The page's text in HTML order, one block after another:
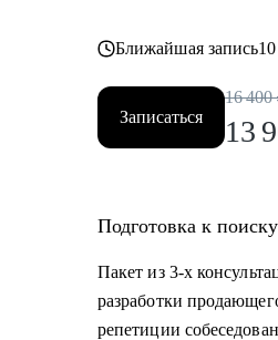
Ближайшая запись
Записаться
16 400
13
Подготовка к
Пакет из 3-х
разработки
репетиции